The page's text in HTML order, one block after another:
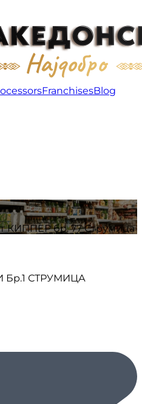
бр. 77 Струмица |
FranchisesBlog
КИППЕР бр. 77 Струмица
Бр.1 СТРУМИЦА